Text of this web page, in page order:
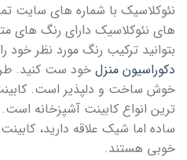
نئوکلاسیک با شماره های سایت
های نئوکلاسیک دارای رنگ های
بتوانید ترکیب رنگ مورد نظر خود
دکوراسیون منزل خود ست کنید.
خوش ساخت و دلپذیر است.
ترین انواع کابینت آشپزخانه است.
ساده اما شیک علاقه دارید،
خوبی هستند.